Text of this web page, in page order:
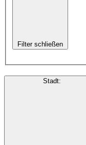
Filter schließen
Stadt: